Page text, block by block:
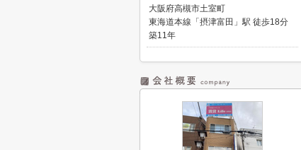
大阪府高槻市土室町
東海道本線「摂津富田」駅 徒歩18分
築11年